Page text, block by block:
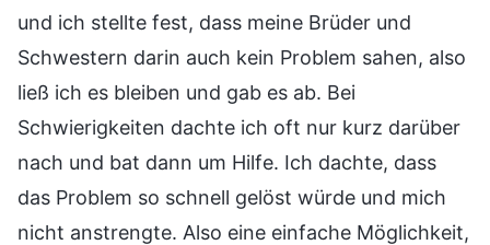
und ich stellte fest, dass meine Brüder und
Schwestern darin auch kein Problem sahen, also
ließ ich es bleiben und gab es ab. Bei
Schwierigkeiten dachte ich oft nur kurz darüber
nach und bat dann um Hilfe. Ich dachte, dass
das Problem so schnell gelöst würde und mich
nicht anstrengte. Also eine einfache Möglichkeit,